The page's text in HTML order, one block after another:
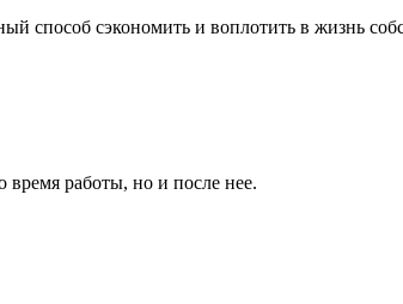
способ сэкономить и воплотить в жизнь
время работы, но и после нее.